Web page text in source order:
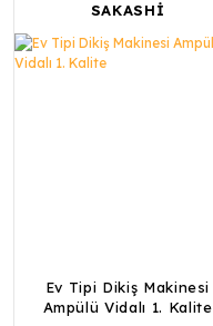
SAKASHİ
Ev Tipi Dikiş Makinesi
Ampülü Vidalı 1. Kalite